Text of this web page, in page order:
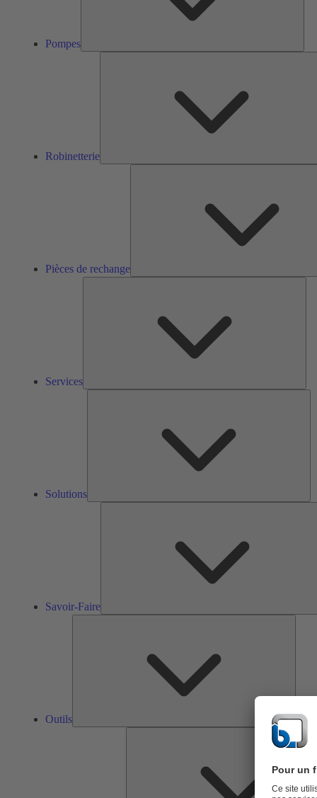
Pompes
Robinetterie
Pièces de rechange
Services
Solutions
Savoir-Faire
Outils